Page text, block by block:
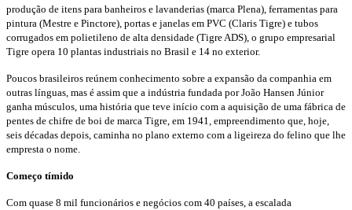
produção de itens para banheiros e lavanderias (marca Plena), ferramentas para
pintura (Mestre e Pinctore), portas e janelas em PVC (Claris Tigre) e tubos
corrugados em polietileno de alta densidade (Tigre ADS), o grupo empresarial
Tigre opera 10 plantas industriais no Brasil e 14 no exterior.
Poucos brasileiros reúnem conhecimento sobre a expansão da companhia em
outras línguas, mas é assim que a indústria fundada por João Hansen Júnior
ganha músculos, uma história que teve início com a aquisição de uma fábrica de
pentes de chifre de boi de marca Tigre, em 1941, empreendimento que, hoje,
seis décadas depois, caminha no plano externo com a ligeireza do felino que lhe
empresta o nome.
Começo tímido
Com quase 8 mil funcionários e negócios com 40 países, a escalada